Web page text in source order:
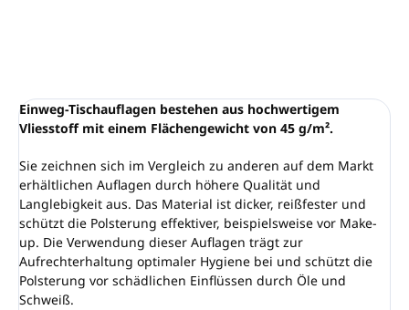
Einweg-Tischauflagen bestehen aus hochwertigem
Vliesstoff mit einem Flächengewicht von 45 g/m².
Sie zeichnen sich im Vergleich zu anderen auf dem Markt
erhältlichen Auflagen durch höhere Qualität und
Langlebigkeit aus. Das Material ist dicker, reißfester und
schützt die Polsterung effektiver, beispielsweise vor Make-
up. Die Verwendung dieser Auflagen trägt zur
Aufrechterhaltung optimaler Hygiene bei und schützt die
Polsterung vor schädlichen Einflüssen durch Öle und
Schweiß.